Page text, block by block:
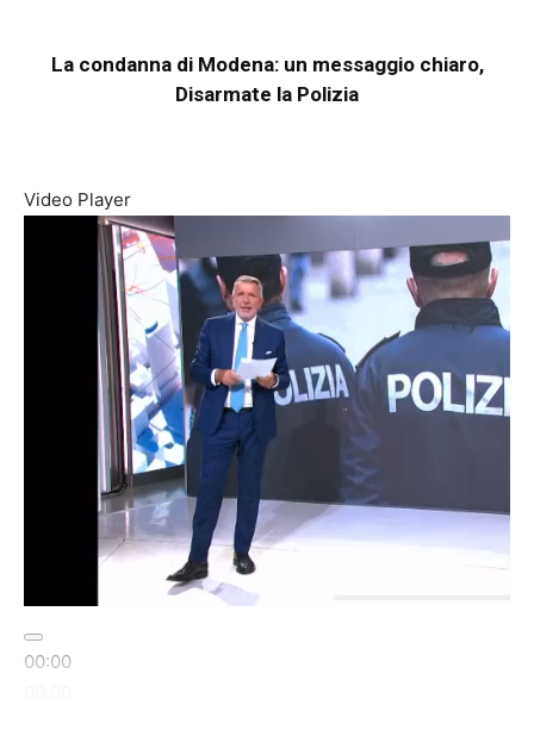
La condanna di Modena: un messaggio chiaro,
Disarmate la Polizia
Video Player
00:00